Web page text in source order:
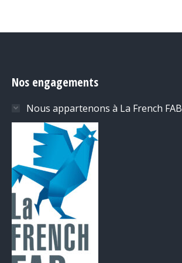
Nos engagements
Nous appartenons à La French FAB